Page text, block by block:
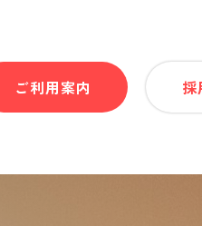
ご利用案内 採